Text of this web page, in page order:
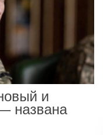
и
названа